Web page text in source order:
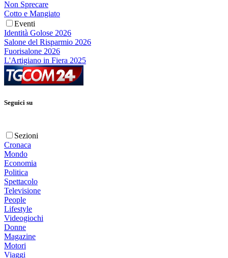
Non Sprecare
Cotto e Mangiato
Eventi
Identità Golose 2026
Salone del Risparmio 2026
Fuorisalone 2026
L'Artigiano in Fiera 2025
Seguici su
Sezioni
Cronaca
Mondo
Economia
Politica
Spettacolo
Televisione
People
Lifestyle
Videogiochi
Donne
Magazine
Motori
Viaggi